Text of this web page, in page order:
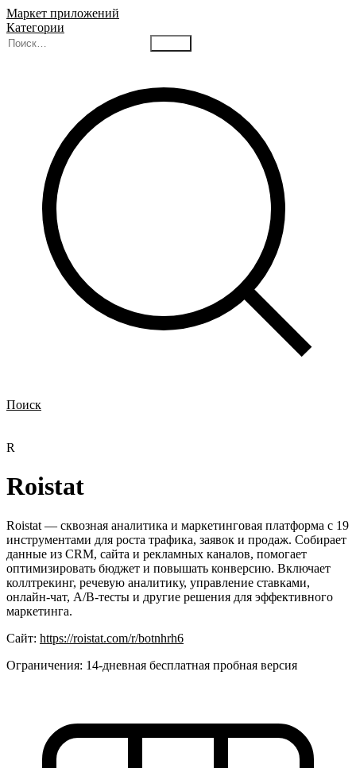
Маркет приложений
Категории
Поиск
R
Roistat
Roistat — сквозная аналитика и маркетинговая платформа с 19
инструментами для роста трафика, заявок и продаж. Собирает
данные из CRM, сайта и рекламных каналов, помогает
оптимизировать бюджет и повышать конверсию. Включает
коллтрекинг, речевую аналитику, управление ставками,
онлайн-чат, A/B-тесты и другие решения для эффективного
маркетинга.
Сайт: https://roistat.com/r/botnhrh6
Ограничения: 14‑дневная бесплатная пробная версия